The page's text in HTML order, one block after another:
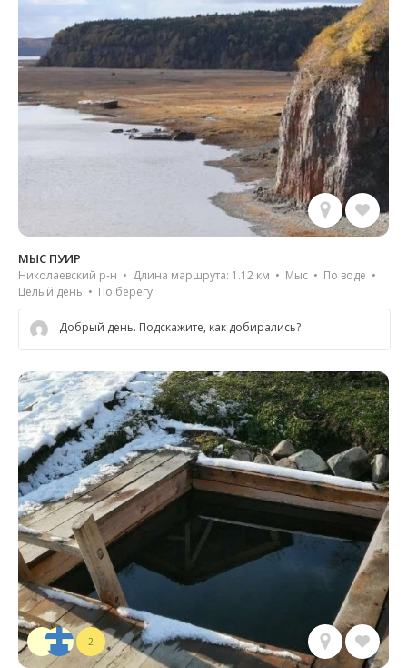
МЫС ПУИР
Николаевский р-н • Длина маршрута: 1.12 км • Мыс • По воде •
Целый день • По берегу
Добрый день. Подскажите, как добирались?
2